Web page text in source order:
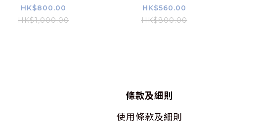
Booster 500 ml
HK$800.00
HK$1,000.00
sealer 500ml
HK$560.00
HK$800.00
條款及細則
使用條款及細則